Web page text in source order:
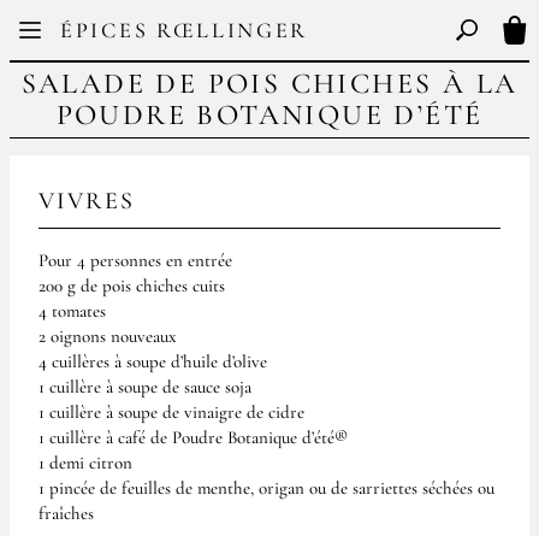
ÉPICES RŒLLINGER
FR EN Basculer
SALADE DE POIS CHICHES À LA
POUDRE BOTANIQUE D’ÉTÉ
VIVRES
Pour 4 personnes en entrée
200 g de pois chiches cuits
4 tomates
2 oignons nouveaux
4 cuillères à soupe d’huile d’olive
1 cuillère à soupe de sauce soja
1 cuillère à soupe de vinaigre de cidre
1 cuillère à café de Poudre Botanique d’été®
1 demi citron
1 pincée de feuilles de menthe, origan ou de sarriettes séchées ou
fraîches